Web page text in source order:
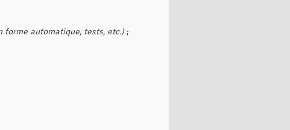
forme automatique, tests, etc.);